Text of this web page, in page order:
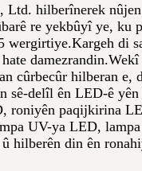
Ltd. hilberînerek
re yekbûyî ye, ku
wergirtiye.Kargeh di
damezrandin.Wekî
cûrbecûr hilberan e,
sê-delîl ên LED-ê
roniyên paqijkirina
UV-ya LED,
hilberên din ên